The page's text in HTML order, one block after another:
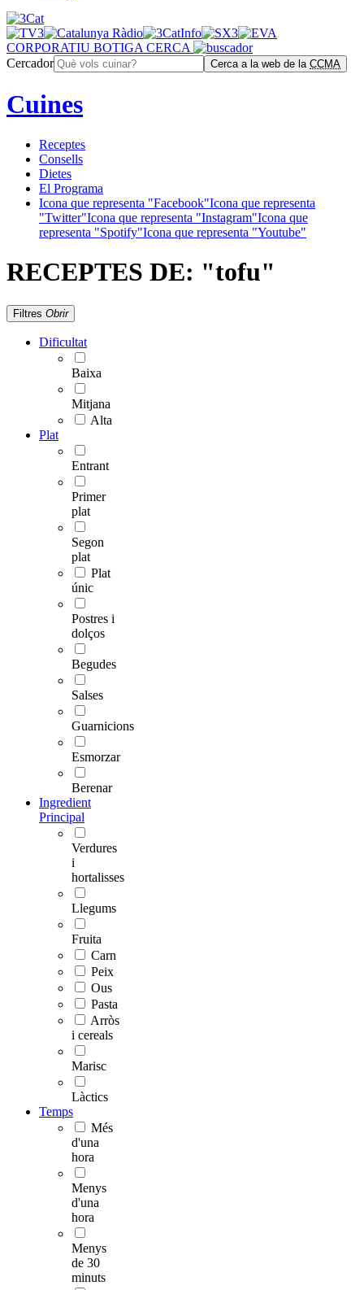
CORPORATIU BOTIGA CERCA
Cercador
Cerca a la web de la CCMA
Cuines
Receptes
Consells
Dietes
El Programa
Icona que representa "Facebook"Icona que representa
"Twitter"Icona que representa "Instagram"Icona que
representa "Spotify"Icona que representa "Youtube"
RECEPTES DE: "tofu"
Filtres Obrir
Dificultat
Baixa
Mitjana
Alta
Plat
Entrant
Primer
plat
Segon
plat
Plat
únic
Postres i
dolços
Begudes
Salses
Guarnicions
Esmorzar
Berenar
Ingredient
Principal
Verdures
i
hortalisses
Llegums
Fruita
Carn
Peix
Ous
Pasta
Arròs
i cereals
Marisc
Làctics
Temps
Més
d'una
hora
Menys
d'una
hora
Menys
de 30
minuts